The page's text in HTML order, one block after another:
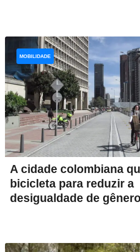
A cidade colombiana
bicicleta para reduzir a
desigualdade de
MOBILIDADE